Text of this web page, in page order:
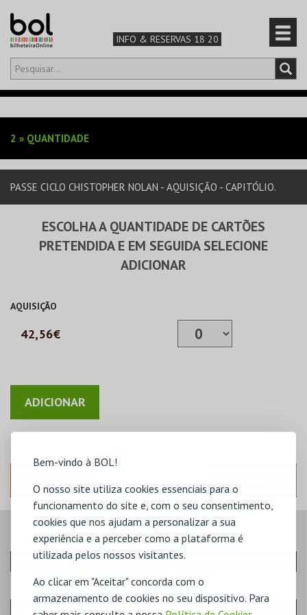
Bem-vindo à BOL!
O nosso site utiliza cookies essenciais para o
funcionamento do site e, com o seu consentimento,
cookies que nos ajudam a personalizar a sua
experiência e a perceber como a plataforma é
utilizada pelos nossos visitantes.
Ao clicar em "Aceitar" concorda com o
armazenamento de cookies no seu dispositivo. Para
INFO & RESERVAS 18 20
Olá,iniciar sessão
TEATRO & ARTE
MÚSICA & FESTIVAIS
FAMÍLIA
DESPORTO & AVENTURA
2 » QUANTIDADE
PASSE CICLO CHISTOPHER NOLAN - AQUISIÇÃO - CAPITÓLIO.
ESCOLHA A QUANTIDADE DE CARTÕES
PRETENDIDA E EM SEGUIDA SELECIONE
ADICIONAR
AQUISIÇÃO
42,56€
PASSO- QUANTIDADE CARTÃO
PASSO- PRODUTO